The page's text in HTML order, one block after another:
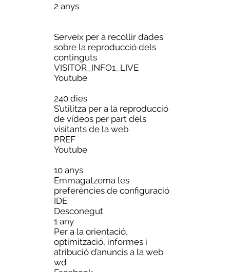
2 anys
Serveix per a recollir dades
sobre la reproducció dels
continguts
VISITOR_INFO1_LIVE
Youtube
240 dies
S’utilitza per a la reproducció
de vídeos per part dels
visitants de la web
PREF
Youtube
10 anys
Emmagatzema les
preferències de configuració
IDE
Desconegut
1 any
Per a la orientació,
optimització, informes i
atribució d’anuncis a la web
wd